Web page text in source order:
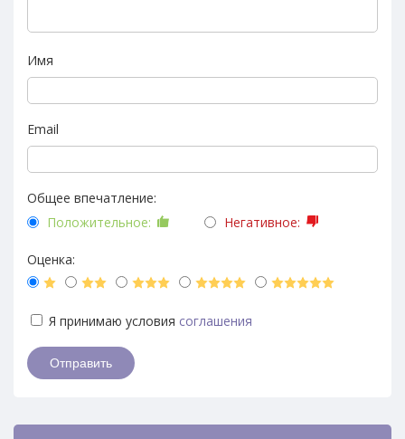
Имя
Email
Общее впечатление:
Положительное:
Негативное:
Оценка:
Я принимаю условия соглашения